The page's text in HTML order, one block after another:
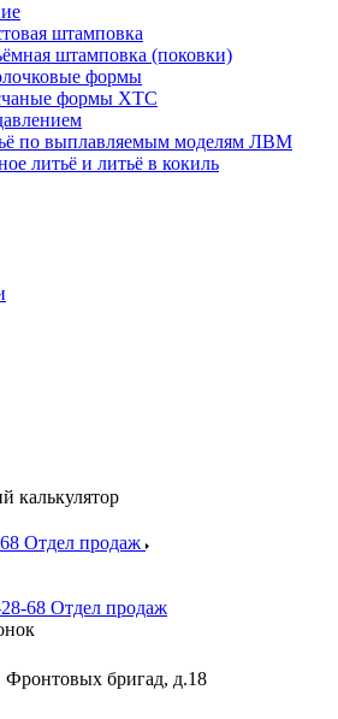
штамповка
штамповка (поковки)
формы
формы ХТС
по выплавляемым моделям ЛВМ
литьё и литьё в кокиль
калькулятор
Отдел продаж
68 Отдел продаж
Фронтовых бригад, д.18